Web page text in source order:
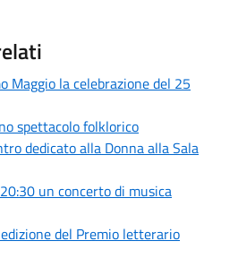
Maggio la celebrazione del 25
spettacolo folklorico
dedicato alla Donna alla Sala
un concerto di musica
del Premio letterario